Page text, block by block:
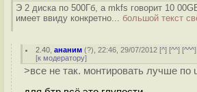
Э 2 диска по 500Гб, а mkfs говорит 10
имеет ввиду конкретно... большой текст
2.40 ,ананим (?), 22:46, 29/07/2012 [^] [^^] [^^^
[к модератору]
>все не так. монтировать лучше по